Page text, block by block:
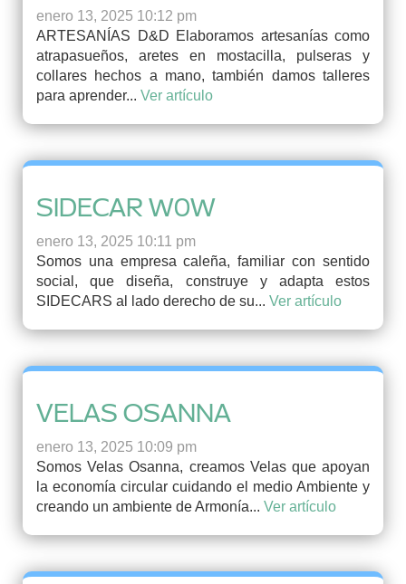
enero 13, 2025 10:12 pm
ARTESANÍAS D&D Elaboramos artesanías como
atrapasueños, aretes en mostacilla, pulseras y
collares hechos a mano, también damos talleres
para aprender... Ver artículo
SIDECAR W0W
enero 13, 2025 10:11 pm
Somos una empresa caleña, familiar con sentido
social, que diseña, construye y adapta estos
SIDECARS al lado derecho de su... Ver artículo
VELAS OSANNA
enero 13, 2025 10:09 pm
Somos Velas Osanna, creamos Velas que apoyan
la economía circular cuidando el medio Ambiente y
creando un ambiente de Armonía... Ver artículo